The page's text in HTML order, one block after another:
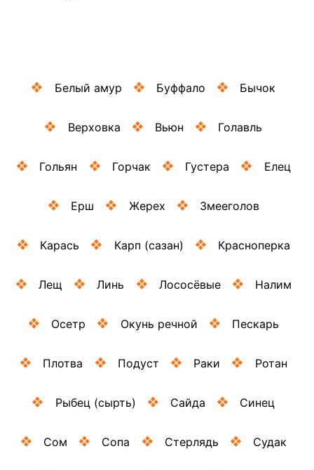
Белый амур Буффало Бычок
Верховка Вьюн Голавль
Гольян Горчак Густера Елец
Ерш Жерех Змееголов
Карась Карп (сазан) Красноперка
Лещ Линь Лососёвые Налим
Осетр Окунь речной Пескарь
Плотва Подуст Раки Ротан
Рыбец (сырть) Сайда Синец
Сом Сопа Стерлядь Судак